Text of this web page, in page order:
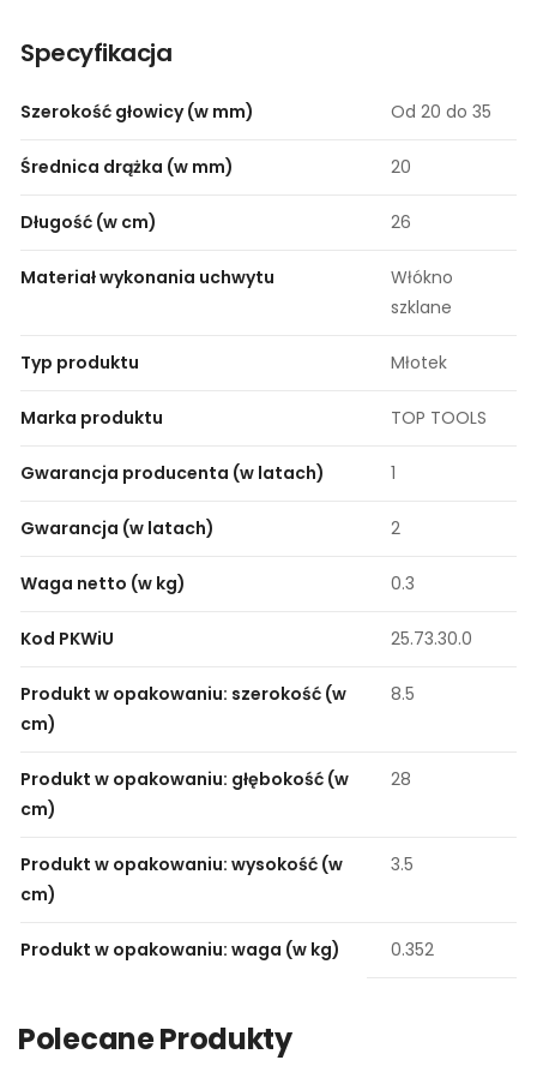
Specyfikacja
Szerokość głowicy (w mm) Od 20 do 35
Średnica drążka (w mm) 20
Długość (w cm) 26
Materiał wykonania uchwytu
Włókno
szklane
Typ produktu Młotek
Marka produktu TOP TOOLS
Gwarancja producenta (w latach) 1
Gwarancja (w latach) 2
Waga netto (w kg) 0.3
Kod PKWiU 25.73.30.0
Produkt w opakowaniu: szerokość (w
cm)
8.5
Produkt w opakowaniu: głębokość (w
cm)
28
Produkt w opakowaniu: wysokość (w
cm)
3.5
Produkt w opakowaniu: waga (w kg) 0.352
Polecane Produkty